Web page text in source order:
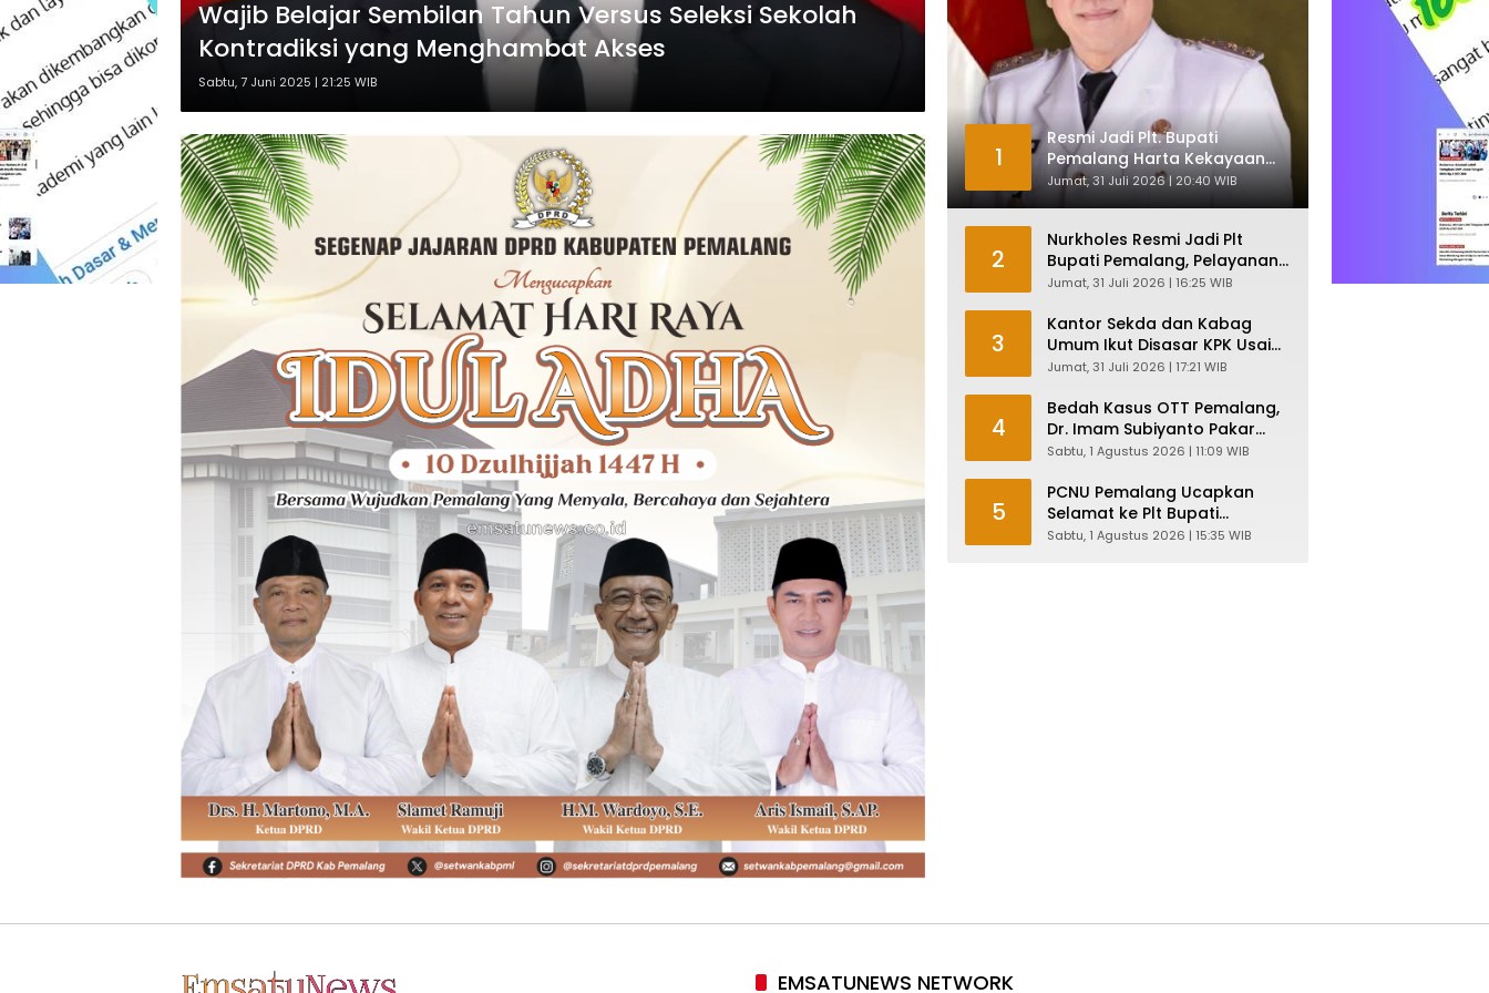
Wajib Belajar Sembilan Tahun Versus Seleksi Sekolah
Kontradiksi yang Menghambat Akses
Sabtu, 7 Juni 2025 | 21:25 WIB
1
Resmi Jadi Plt. Bupati
Pemalang Harta Kekayaan
Nurkholes Sentuh Rp 12 Miliar
Jumat, 31 Juli 2026 | 20:40 WIB
2
Nurkholes Resmi Jadi Plt
Bupati Pemalang, Pelayanan
Publik Dijamin Tetap Lancar
Jumat, 31 Juli 2026 | 16:25 WIB
3
Kantor Sekda dan Kabag
Umum Ikut Disasar KPK Usai
Geledah Kantor Bupati
Jumat, 31 Juli 2026 | 17:21 WIB
4
Bedah Kasus OTT Pemalang,
Dr. Imam Subiyanto Pakar
Hukum Ungkap Teori
Sabtu, 1 Agustus 2026 | 11:09 WIB
5
PCNU Pemalang Ucapkan
Selamat ke Plt Bupati
Nurkholes: Pemimpin Adalah
Sabtu, 1 Agustus 2026 | 15:35 WIB
EMSATUNEWS NETWORK